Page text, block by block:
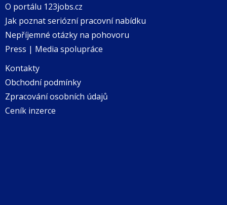
O portálu 123jobs.cz
Jak poznat seriózní pracovní nabídku
Nepříjemné otázky na pohovoru
Press | Media spolupráce
Kontakty
Obchodní podmínky
Zpracování osobních údajů
Ceník inzerce